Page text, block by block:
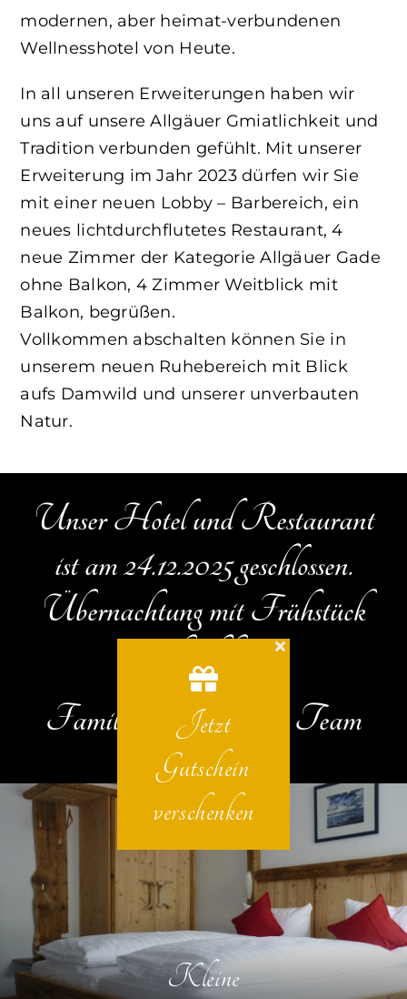
modernen, aber heimat-verbundenen
Wellnesshotel von Heute.
In all unseren Erweiterungen haben wir
uns auf unsere Allgäuer Gmiatlichkeit und
Tradition verbunden gefühlt. Mit unserer
Erweiterung im Jahr 2023 dürfen wir Sie
mit einer neuen Lobby – Barbereich, ein
neues lichtdurchflutetes Restaurant, 4
neue Zimmer der Kategorie Allgäuer Gade
ohne Balkon, 4 Zimmer Weitblick mit
Balkon, begrüßen.
Vollkommen abschalten können Sie in
unserem neuen Ruhebereich mit Blick
aufs Damwild und unserer unverbauten
Natur.
Unser Hotel und Restaurant
ist am 24.12.2025 geschlossen.
Übernachtung mit Frühstück
ist buchbar.
Familie Sontheim mit Team
Kleine
Jetzt
Gutschein
verschenken